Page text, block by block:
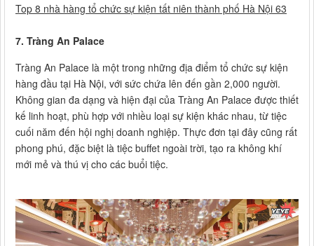
Top 8 nhà hàng tổ chức sự kiện tất niên thành phố Hà Nội 63
7. Tràng An Palace
Tràng An Palace là một trong những địa điểm tổ chức sự kiện
hàng đầu tại Hà Nội, với sức chứa lên đến gần 2,000 người.
Không gian đa dạng và hiện đại của Tràng An Palace được thiết
kế linh hoạt, phù hợp với nhiều loại sự kiện khác nhau, từ tiệc
cuối năm đến hội nghị doanh nghiệp. Thực đơn tại đây cũng rất
phong phú, đặc biệt là tiệc buffet ngoài trời, tạo ra không khí
mới mẻ và thú vị cho các buổi tiệc.